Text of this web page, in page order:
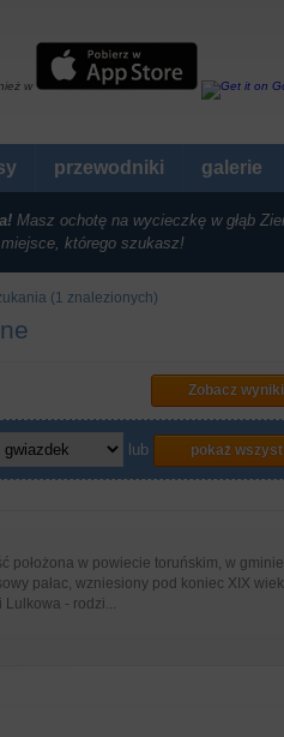
w
przewodniki galerie
Masz ochotę na wycieczkę w głąb
którego szukasz!
(1 znalezionych)
Zobacz
lub pokaż
położona w powiecie toruńskim, w
pałac, wzniesiony pod koniec XIX
Lulkowa - rodzi...